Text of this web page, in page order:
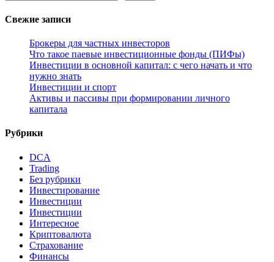
Свежие записи
Брокеры для частных инвесторов
Что такое паевые инвестиционные фонды (ПИФы)
Инвестиции в основной капитал: с чего начать и что
нужно знать
Инвестиции и спорт
Активы и пассивы при формировании личного
капитала
Рубрики
DCA
Trading
Без рубрики
Инвестирование
Инвестиции
Инвестиции
Интересное
Криптовалюта
Страхование
Финансы